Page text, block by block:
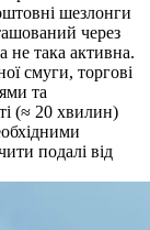
шезлонги
через
не така активна.
смуги, торгові
та
(≈ 20 хвилин)
подалі від